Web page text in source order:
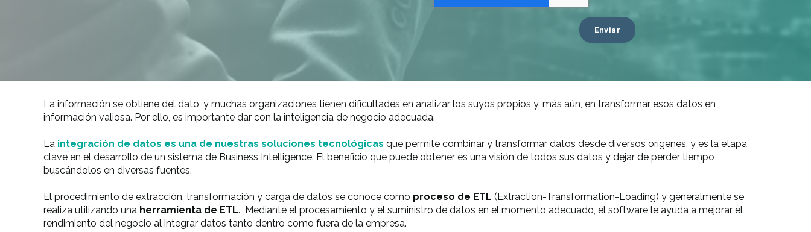
La información se obtiene del dato, y muchas organizaciones tienen dificultades en analizar los suyos propios y, más aún, en transformar esos datos en
información valiosa. Por ello, es importante dar con la inteligencia de negocio adecuada.
La integración de datos es una de nuestras soluciones tecnológicas que permite combinar y transformar datos desde diversos orígenes, y es la etapa
clave en el desarrollo de un sistema de Business Intelligence. El beneficio que puede obtener es una visión de todos sus datos y dejar de perder tiempo
buscándolos en diversas fuentes.
El procedimiento de extracción, transformación y carga de datos se conoce como proceso de ETL (Extraction-Transformation-Loading) y generalmente se
realiza utilizando una herramienta de ETL. Mediante el procesamiento y el suministro de datos en el momento adecuado, el software le ayuda a mejorar el
rendimiento del negocio al integrar datos tanto dentro como fuera de la empresa.